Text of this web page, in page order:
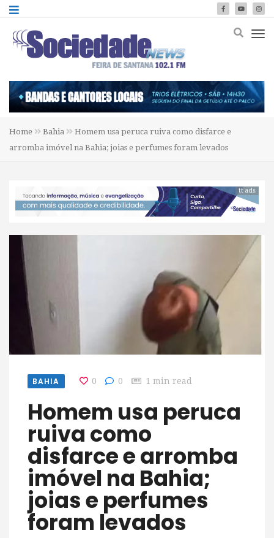
Home Bahia
Homem usa peruca ruiva como disfarce e
arromba imóvel na Bahia; joias e perfumes foram levados
tt ads
BAHIA 0 0 1 min read
Homem usa peruca
ruiva como
disfarce e arromba
imóvel na Bahia;
joias e perfumes
foram levados